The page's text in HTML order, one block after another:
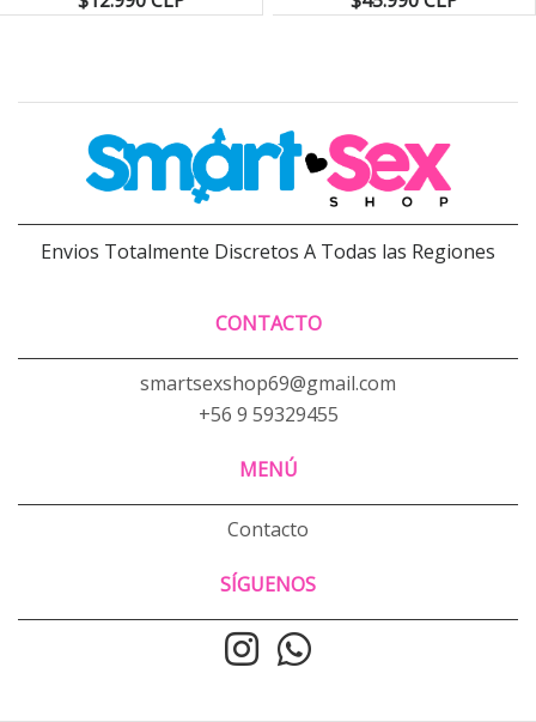
Envios Totalmente Discretos A Todas las Regiones
CONTACTO
smartsexshop69@gmail.com
+56 9 59329455
MENÚ
Contacto
SÍGUENOS